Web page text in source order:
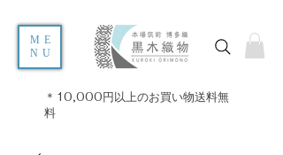
ME
NU
＊10,000円以上のお買い物送料無
料